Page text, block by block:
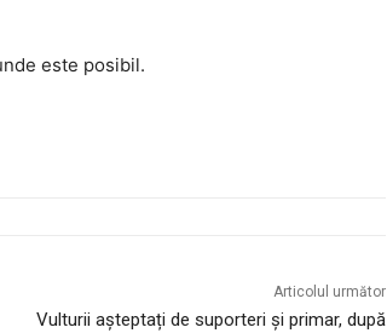
este posibil.
Articolul următor
Vulturii așteptați de suporteri și primar, după